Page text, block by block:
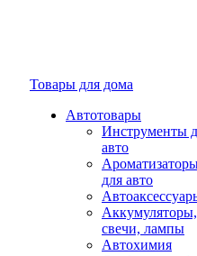
Товары для дома
Автотовары
Инструменты
авто
для авто
Аккумуляторы,
свечи, лампы
Автохимия